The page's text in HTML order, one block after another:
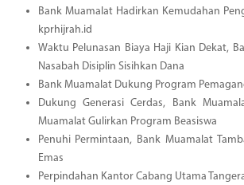
Bank Muamalat Hadirkan Kemudahan
kprhijrah.id
Waktu Pelunasan Biaya Haji Kian Dekat,
Nasabah Disiplin Sisihkan Dana
Bank Muamalat Dukung Program
Dukung Generasi Cerdas, Bank
Muamalat Gulirkan Program Beasiswa
Penuhi Permintaan, Bank Muamalat
Emas
Perpindahan Kantor Cabang Utama